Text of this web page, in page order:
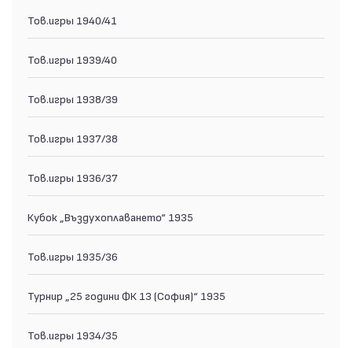
Тов.игры 1940/41
Тов.игры 1939/40
Тов.игры 1938/39
Тов.игры 1937/38
Тов.игры 1936/37
Кубок „Въздухоплаването“ 1935
Тов.игры 1935/36
Турнир „25 години ФК 13 (София)“ 1935
Тов.игры 1934/35